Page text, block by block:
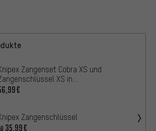
Zangenset Cobra XS und
XS in
Zangenschlüssel
35,99€